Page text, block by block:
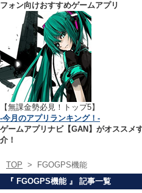
フォン向けおすすめゲームアプリ
【無課金勢必見！トップ5】
-今月のアプリランキング！-
ゲームアプリナビ【GAN】がオススメ
介！
TOP >
FGOGPS機能
『 FGOGPS機能 』 記事一覧